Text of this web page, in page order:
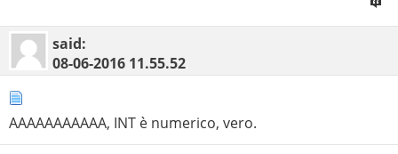
said:
08-06-2016 11.55.52
AAAAAAAAAAA, INT è numerico, vero.